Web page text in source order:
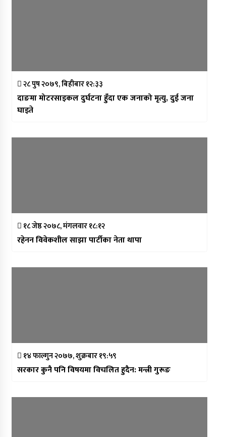
२८ पुष २०७९, बिहीबार १२:३३
दाङमा मोटरसाइकल दुर्घटना हुँदा एक जनाको मृत्यु, दुई जना
घाइते
१८ जेष्ठ २०७८, मंगलवार १८:१२
रहेनन विवेकशील साझा पार्टीका नेता थापा
१४ फाल्गुन २०७७, शुक्रबार १९:५९
सरकार कुनै पनि विषयमा विचलित हुदैन: मन्त्री गुरूङ